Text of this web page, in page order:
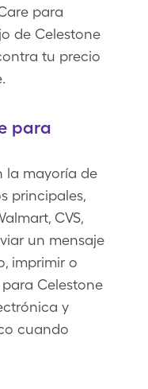
para
de Celestone
tu precio
para
la mayoría de
principales,
CVS,
un mensaje
imprimir o
Celestone
y
cuando